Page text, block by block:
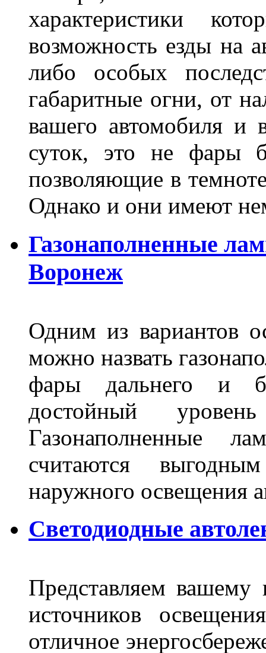
характеристики
возможность езды на
либо особых
габаритные огни, от
вашего автомобиля и
суток, это не фары
позволяющие в
Однако и они имеют
Газонаполненные
Воронеж
Одним из вариантов
можно назвать
фары дальнего и
достойный
Газонаполненные
считаются
наружного освещения
Светодиодные
Представляем
источников
отличное